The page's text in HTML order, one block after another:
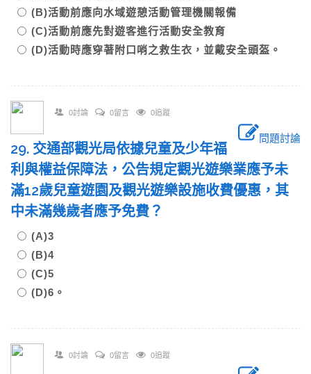
(B)活動前應向水域遊憩活動管理機關報備
(C)活動前應先對遊客進行活動安全教育
(D)活動時應穿著附口哨之救生衣，並戴安全頭盔。
0討論 0留言 0追蹤
問題討論
29. 交通部觀光局依據兒童及少年福
利與權益保障法，公告規定觀光遊樂業應予未
滿12歲兒童遊園及觀光遊樂設施收費優惠，其
中未滿幾歲者應予免費？
(A)3
(B)4
(C)5
(D)6。
0討論 0留言 0追蹤